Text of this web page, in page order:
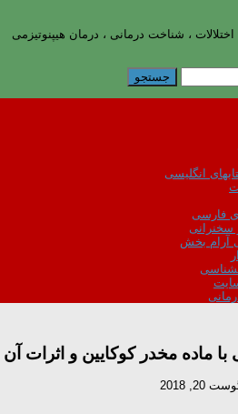
، شناخت درمانی ، درمان هیپنوتیزمی
انگلیسی
فارسی
سخنرانی
آرام بخش
با ماده مخدر کوکایین و اثرات آن
20, 2018